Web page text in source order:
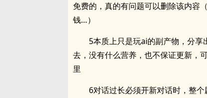
免费的，真的有问题可以删除该内容
钱…）
5本质上只是玩ai的副产物，分
去，没有什么营养，也不保证更新，
里
6对话过长必须开新对话时，整